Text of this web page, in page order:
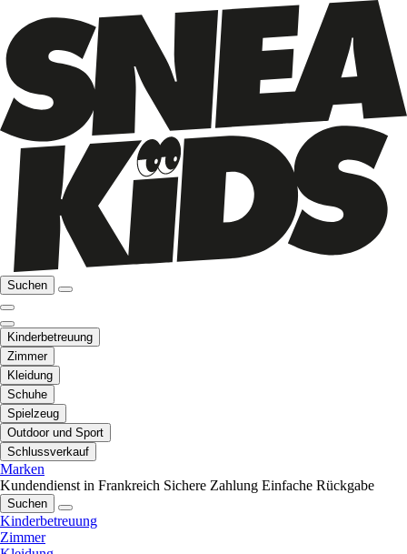
Suchen
Kinderbetreuung
Zimmer
Kleidung
Schuhe
Spielzeug
Outdoor und Sport
Schlussverkauf
Marken
Kundendienst in Frankreich Sichere Zahlung Einfache Rückgabe
Suchen
Kinderbetreuung
Zimmer